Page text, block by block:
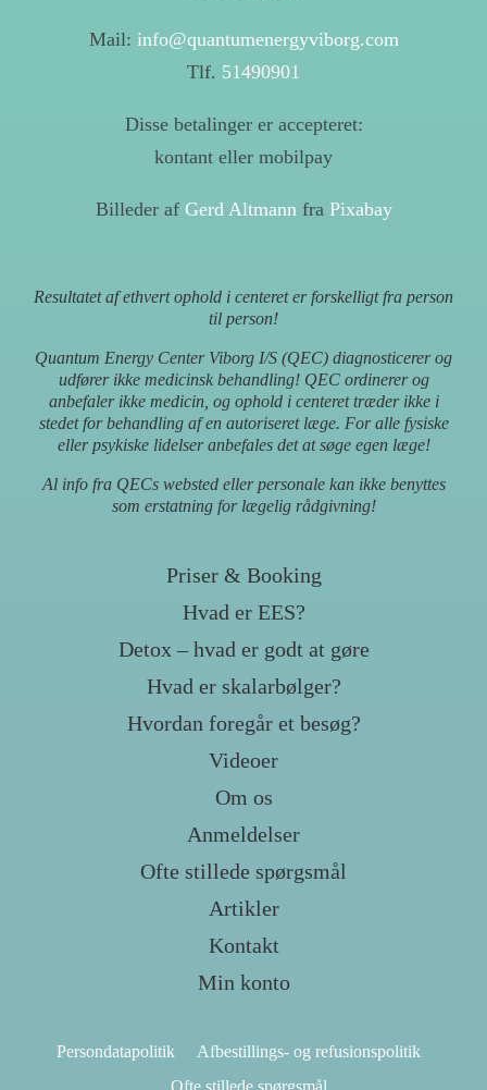
Mail: info@quantumenergyviborg.com
Tlf. 51490901
Disse betalinger er accepteret:
kontant eller mobilpay
Billeder af Gerd Altmannfra Pixabay
Resultatet af ethvert ophold i centeret er forskelligt fra person
til person!
Quantum Energy Center Viborg I/S (QEC) diagnosticerer og
udfører ikke medicinsk behandling! QEC ordinerer og
anbefaler ikke medicin, og ophold i centeret træder ikke i
stedet for behandling af en autoriseret læge. For alle fysiske
eller psykiske lidelser anbefales det at søge egen læge!
Al info fra QECs websted eller personale kan ikke benyttes
som erstatning for lægelig rådgivning!
Priser & Booking
Hvad er EES?
Detox – hvad er godt at gøre
Hvad er skalarbølger?
Hvordan foregår et besøg?
Videoer
Om os
Anmeldelser
Ofte stillede spørgsmål
Artikler
Kontakt
Min konto
Persondatapolitik
Afbestillings- og refusionspolitik
Ofte stillede spørgsmål